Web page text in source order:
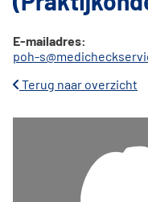
E-mailadres:
poh-
Terug naar overzicht